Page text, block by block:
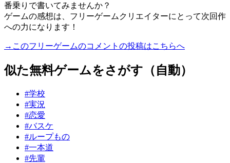
番乗りで書いてみませんか？
ゲームの感想は、フリーゲームクリエイターにとって次回作
への力になります！
→このフリーゲームのコメントの投稿はこちらへ
似た無料ゲームをさがす（自動）
#学校
#実況
#恋愛
#バスケ
#ループもの
#一本道
#先輩